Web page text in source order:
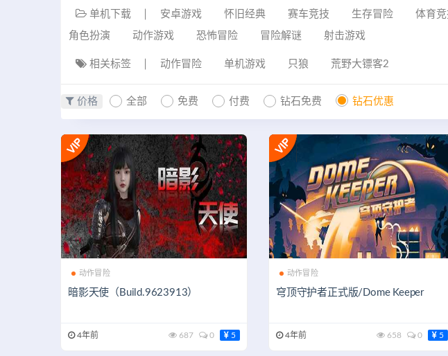
单机下载 安卓游戏 怀旧经典 赛车竞技 生存冒险 体育竞
角色扮演 动作游戏 恐怖冒险 冒险解谜 射击游戏
相关标签 动作冒险 单机游戏 只狼 荒野大镖客2
价格 全部 免费 付费 钻石免费 钻石优惠
动作冒险
暗影天使（Build.9623913）
4年前 687 0 5
动作冒险
穹顶守护者正式版/Dome Keeper
4年前 658 0 5